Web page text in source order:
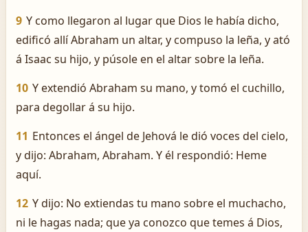
9 Y como llegaron al lugar que Dios le había dicho,
edificó allí Abraham un altar, y compuso la leña, y ató
á Isaac su hijo, y púsole en el altar sobre la leña.
10 Y extendió Abraham su mano, y tomó el cuchillo,
para degollar á su hijo.
11 Entonces el ángel de Jehová le dió voces del cielo,
y dijo: Abraham, Abraham. Y él respondió: Heme
aquí.
12 Y dijo: No extiendas tu mano sobre el muchacho,
ni le hagas nada; que ya conozco que temes á Dios,